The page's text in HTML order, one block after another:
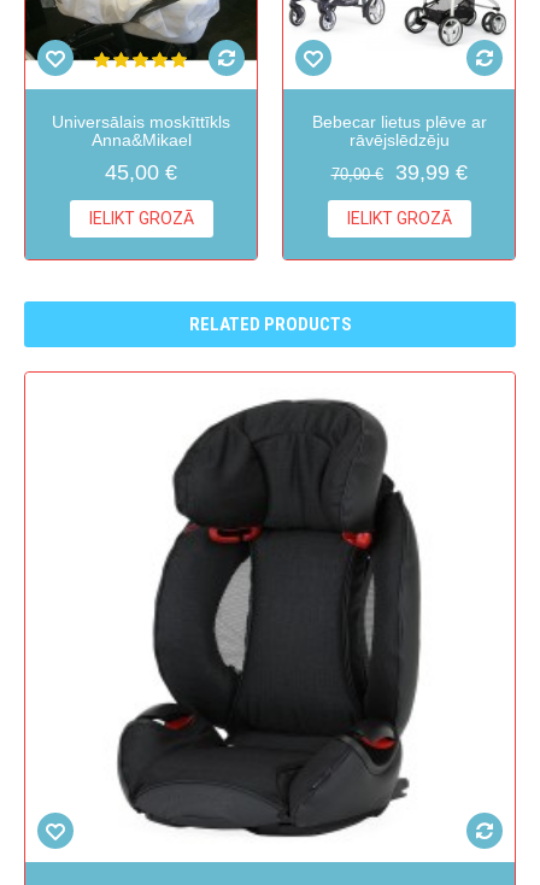
Universālais moskīttīkls
Anna&Mikael
45,00 €
IELIKT GROZĀ
Bebecar lietus plēve ar
rāvējslēdzēju
70,00 € 39,99 €
IELIKT GROZĀ
RELATED PRODUCTS